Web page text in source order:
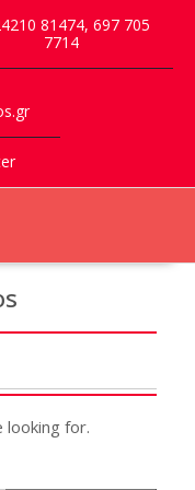
81474, 697 705
7714
looking for.